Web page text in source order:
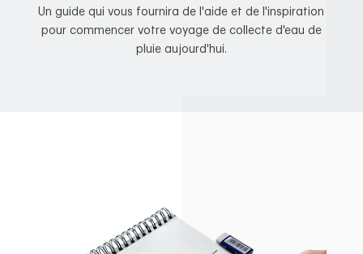
Un guide qui vous fournira de l'aide et de l'inspiration
pour commencer votre voyage de collecte d'eau de
pluie aujourd'hui.